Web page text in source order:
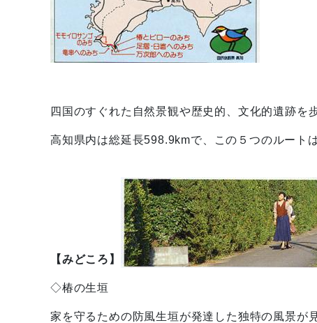
四国のすぐれた自然景観や歴史的、文化的遺跡を
高知県内は総延長598.9kmで、この５つのルート
【みどころ】
◇椿の生垣
家を守るための防風生垣が発達した独特の風景が